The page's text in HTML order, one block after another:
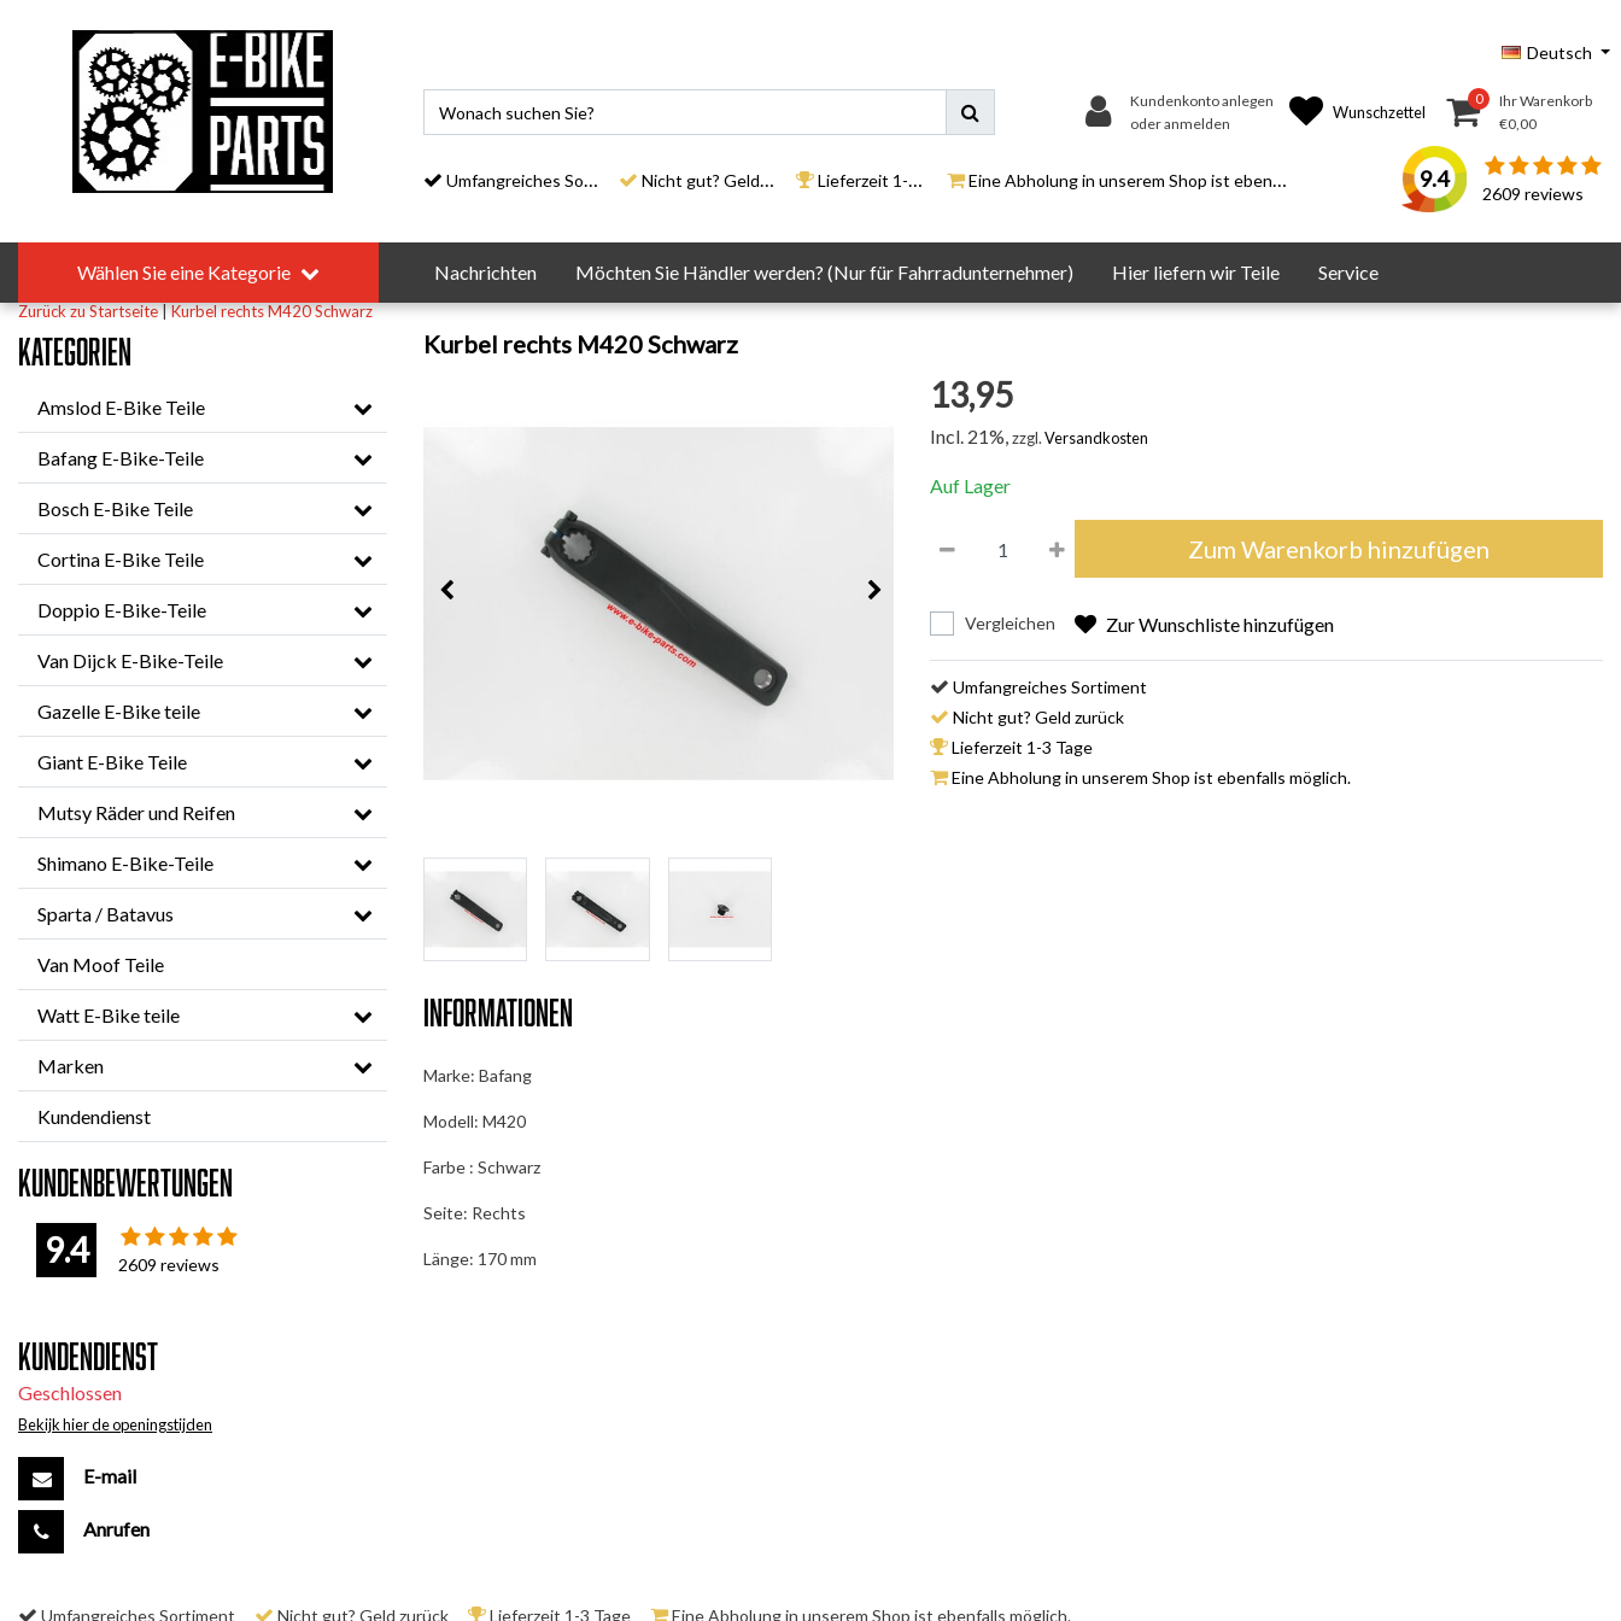
Deutsch
Kundenkonto anlegen
oder anmelden
Wunschzettel
0
Ihr Warenkorb
€0,00
Umfangreiches Sortiment Nicht gut? Geld zurück Lieferzeit 1-3 Tage Eine Abholung in unserem Shop ist ebenfalls möglich. 9.4
2609 reviews
Wählen Sie eine Kategorie Nachrichten Möchten Sie Händler werden? (Nur für Fahrradunternehmer) Hier liefern wir Teile Service
Zurück zu Startseite|Kurbel rechts M420 Schwarz
Kategorien
Amslod E-Bike Teile
Bafang E-Bike-Teile
Bosch E-Bike Teile
Cortina E-Bike Teile
Doppio E-Bike-Teile
Van Dijck E-Bike-Teile
Gazelle E-Bike teile
Giant E-Bike Teile
Mutsy Räder und Reifen
Shimano E-Bike-Teile
Sparta / Batavus
Van Moof Teile
Watt E-Bike teile
Marken
Kundendienst
Kundenbewertungen
9.4
2609 reviews
Kundendienst
Geschlossen
Bekijk hier de openingstijden
E-mail
Anrufen
Kurbel rechts M420 Schwarz
13,95
Incl. 21%,zzgl.Versandkosten
Auf Lager
Zum Warenkorb hinzufügen
Vergleichen Zur Wunschliste hinzufügen
Umfangreiches Sortiment
Nicht gut? Geld zurück
Lieferzeit 1-3 Tage
Eine Abholung in unserem Shop ist ebenfalls möglich.
Informationen
Marke: Bafang
Modell: M420
Farbe : Schwarz
Seite: Rechts
Länge: 170 mm
Umfangreiches Sortiment Nicht gut? Geld zurück Lieferzeit 1-3 Tage Eine Abholung in unserem Shop ist ebenfalls möglich.